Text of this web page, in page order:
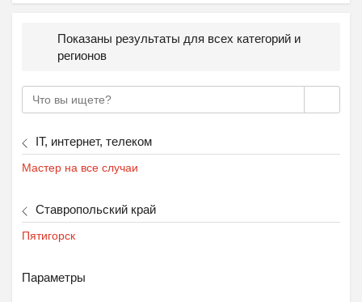
Показаны результаты для всех категорий и
регионов
IT, интернет, телеком
Мастер на все случаи
Ставропольский край
Пятигорск
Параметры